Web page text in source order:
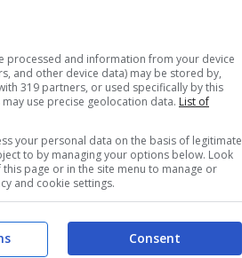
di come è andata finora
e mezzo rispetto a
passo dopo passo. Tutti
lì, ma poco a poco
servono tanti
non è stato semplice
processed and information from your device
and other device data) may be stored by,
319 partners, or used specifically by this
use precise geolocation data. List of
your personal data on the basis of legitimate
to by managing your options below. Look
page or in the site menu to manage or
and cookie settings.
Consent